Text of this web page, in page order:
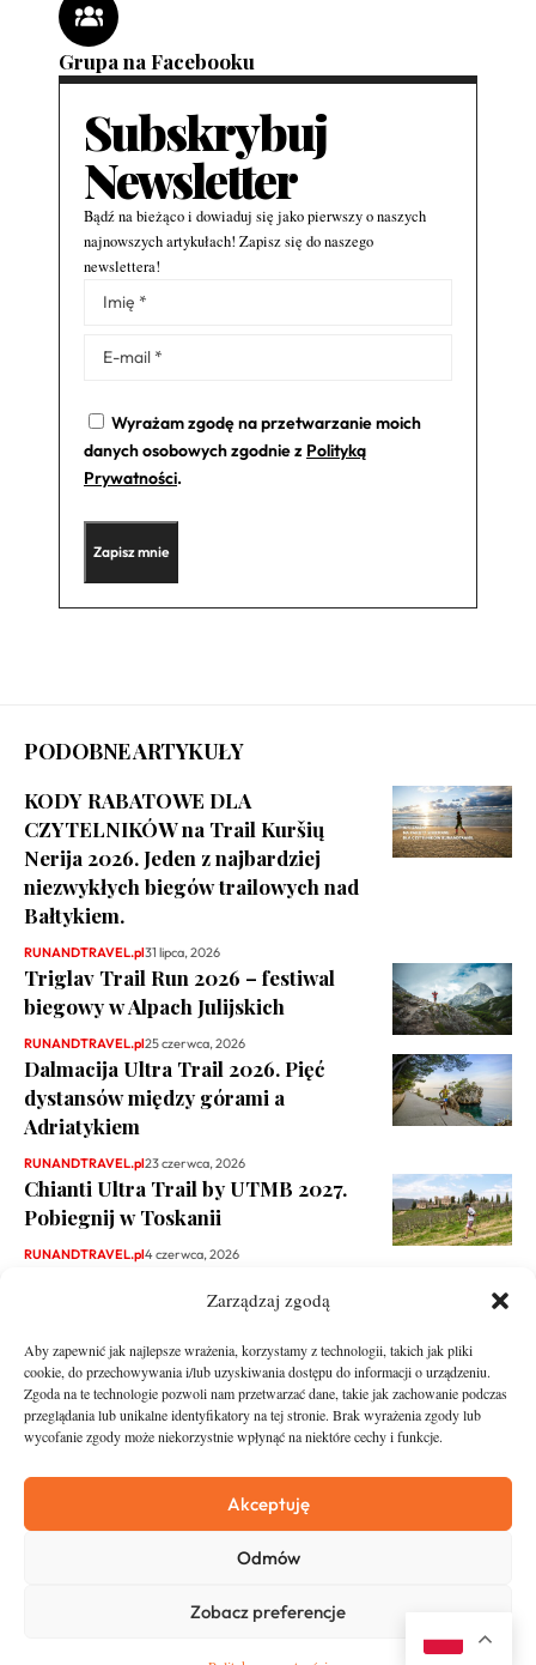
Zarządzaj zgodą
Aby zapewnić jak najlepsze wrażenia, korzystamy z technologii, takich jak pliki
cookie, do przechowywania i/lub uzyskiwania dostępu do informacji o urządzeniu.
Zgoda na te technologie pozwoli nam przetwarzać dane, takie jak zachowanie podczas
przeglądania lub unikalne identyfikatory na tej stronie. Brak wyrażenia zgody lub
wycofanie zgody może niekorzystnie wpłynąć na niektóre cechy i funkcje.
Akceptuję
Odmów
Zobacz preferencje
Grupa na Facebooku
Subskrybuj
Newsletter
Bądź na bieżąco i dowiaduj się jako pierwszy o naszych
najnowszych artykułach! Zapisz się do naszego
newslettera!
Wyrażam zgodę na przetwarzanie moich
danych osobowych zgodnie z Polityką
Prywatności.
Alternative:
PODOBNE ARTYKUŁY
KODY RABATOWE DLA
CZYTELNIKÓW na Trail Kuršių
Nerija 2026. Jeden z najbardziej
niezwykłych biegów trailowych nad
Bałtykiem.
RUNANDTRAVEL.pl31 lipca, 2026
Triglav Trail Run 2026 – festiwal
biegowy w Alpach Julijskich
RUNANDTRAVEL.pl25 czerwca, 2026
Dalmacija Ultra Trail 2026. Pięć
dystansów między górami a
Adriatykiem
RUNANDTRAVEL.pl23 czerwca, 2026
Chianti Ultra Trail by UTMB 2027.
Pobiegnij w Toskanii
RUNANDTRAVEL.pl4 czerwca, 2026
Asfalt
O nas
Zostań Patronem
Kontakt